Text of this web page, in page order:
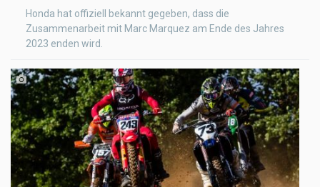
Honda hat offiziell bekannt gegeben, dass die
Zusammenarbeit mit Marc Marquez am Ende des Jahres
2023 enden wird.